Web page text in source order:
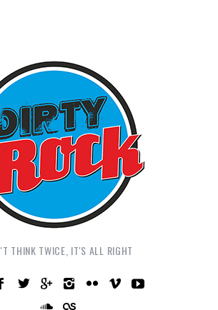
THINK TWICE, IT'S ALL RIGHT